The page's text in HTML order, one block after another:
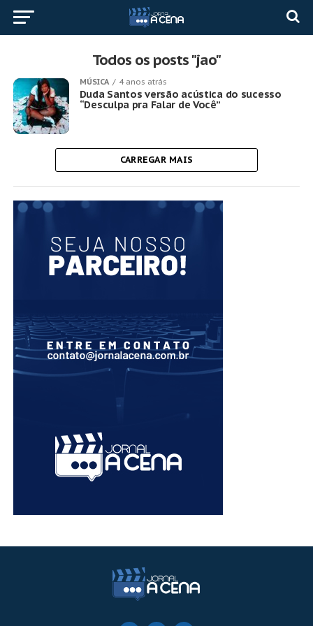
Todos os posts "jao"
MÚSICA 4 anos atrás
Duda Santos versão acústica do sucesso
“Desculpa pra Falar de Você”
CARREGAR MAIS